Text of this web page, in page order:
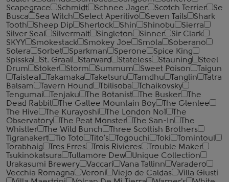
Scapegrace
Schmidt Schnee Jager Scotch Terrier
Se
Busca
Sea Witch Select Aperitivo Seven Tails
Shark
Tooth
Sheep Dip Sherlock Shin Shinobu
Sierra
Silver Seal
Silvermalt Singleton Sinner
Sir Clark
SKYY
Smokestack Smokey Joe Smola
Soberano
Solera
Sorbet Sparkman Sperone
Spice King
Spisska
St. Graal Starward Stateless Stauning
Steel
Drum
Stoker Storm Summum Sweet Poison
Taigun
Taisteal
Takamaka Taketsuru Tamdhu Tanglin
Tatra
Balsam
Tavern Hound Tbilisoba
Tchaikovsky
Tengumai
Tenjaku The Botanist The Busker
The
Dead Rabbit
The Galtee Mountain Boy
The Glenlee
The Hive
The Kurayoshi The London №1
The
Observatory
The Peat Monster The San-In
The
Whistler
The Wild Bunch
Three Scottish Brothers
Tigranakert
Tio Toto Tito's Togouchi Toki
Tomintoul
Torabhaig
Tres Erres Trois Rivieres
Trouble Maker
Tsukinokatsura
Tullamore Dew
Unique Collection
Urakasumi Brewery
Vaccari Vana Tallinn
Varadero
Vecchia Romagna
Veroni Viejo de Caldas
Villa Giusti